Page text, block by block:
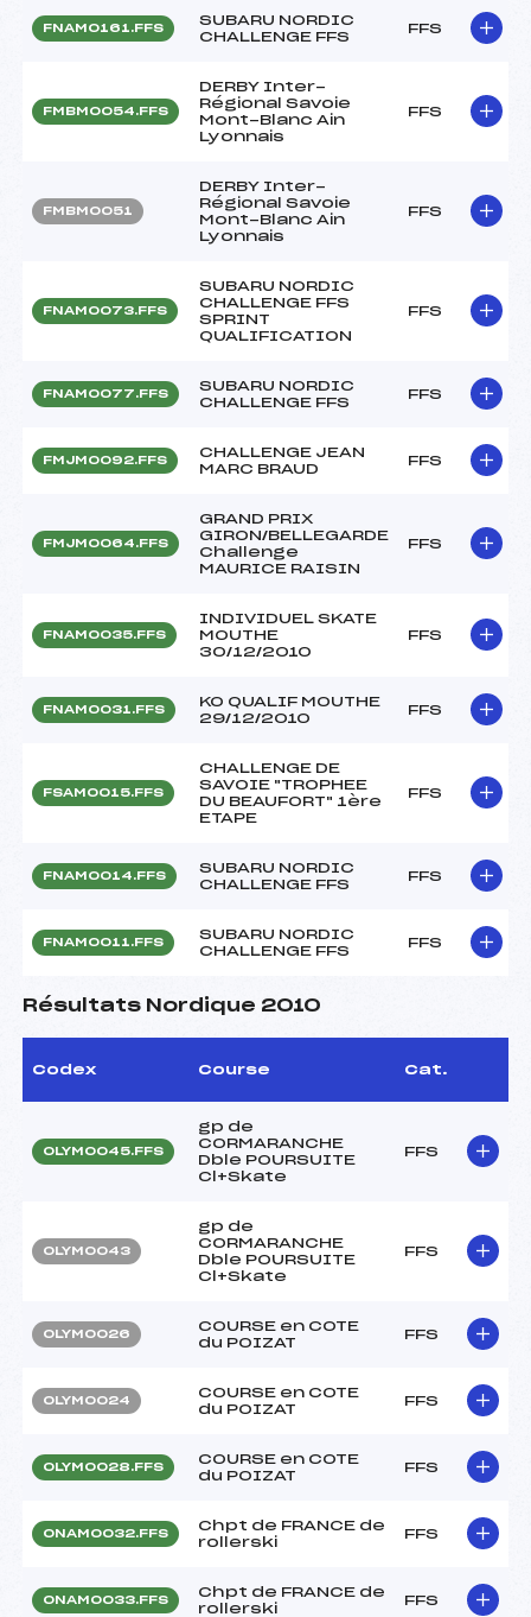
FNAM0161.FFS
SUBARU NORDIC
CHALLENGE FFS
FFS
FMBM0054.FFS
DERBY Inter-
Régional Savoie
Mont-Blanc Ain
Lyonnais
FFS
FMBM0051
DERBY Inter-
Régional Savoie
Mont-Blanc Ain
Lyonnais
FFS
FNAM0073.FFS
SUBARU NORDIC
CHALLENGE FFS
SPRINT
QUALIFICATION
FFS
FNAM0077.FFS
SUBARU NORDIC
CHALLENGE FFS
FFS
FMJM0092.FFS
CHALLENGE JEAN
MARC BRAUD
FFS
FMJM0064.FFS
GRAND PRIX
GIRON/BELLEGARDE
Challenge
MAURICE RAISIN
FFS
FNAM0035.FFS
INDIVIDUEL SKATE
MOUTHE
30/12/2010
FFS
FNAM0031.FFS
KO QUALIF MOUTHE
29/12/2010
FFS
FSAM0015.FFS
CHALLENGE DE
SAVOIE "TROPHEE
DU BEAUFORT" 1ère
ETAPE
FFS
FNAM0014.FFS
SUBARU NORDIC
CHALLENGE FFS
FFS
FNAM0011.FFS
SUBARU NORDIC
CHALLENGE FFS
FFS
Résultats Nordique 2010
Codex Course Cat.
OLYM0045.FFS
gp de
CORMARANCHE
Dble POURSUITE
Cl+Skate
FFS
OLYM0043
gp de
CORMARANCHE
Dble POURSUITE
Cl+Skate
FFS
OLYM0026
COURSE en COTE
du POIZAT
FFS
OLYM0024
COURSE en COTE
du POIZAT
FFS
OLYM0028.FFS
COURSE en COTE
du POIZAT
FFS
ONAM0032.FFS
Chpt de FRANCE de
rollerski
FFS
ONAM0033.FFS
Chpt de FRANCE de
rollerski
FFS